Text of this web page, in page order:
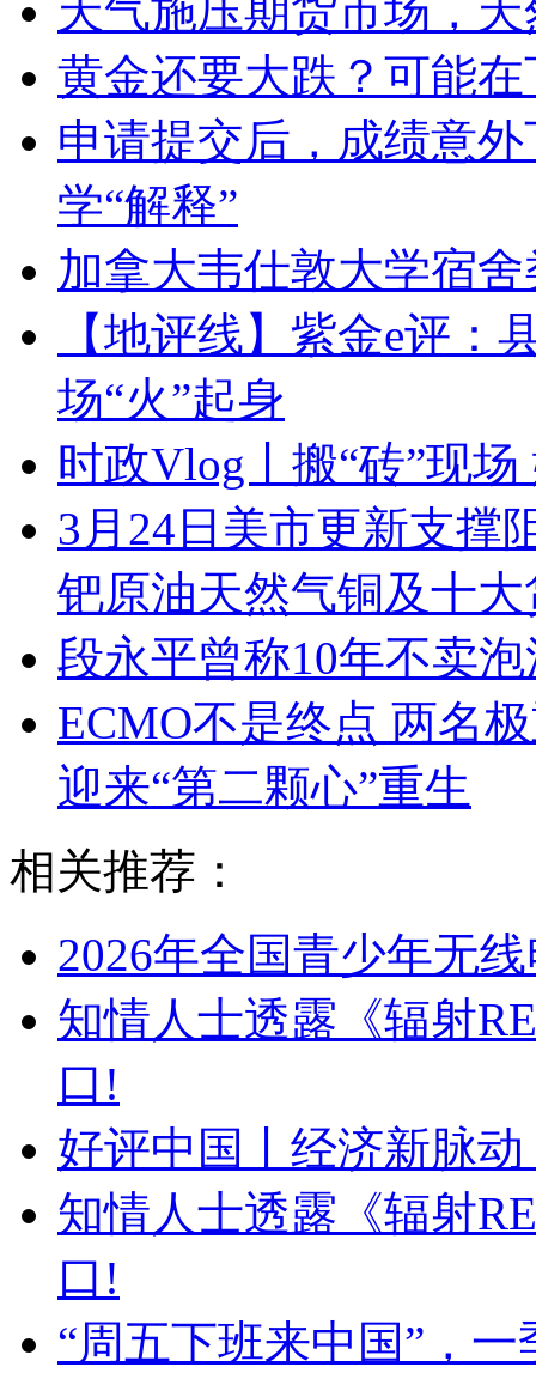
天气施压期货市场，
黄金还要大跌？可能在
申请提交后，成绩意
学“解释”
加拿大韦仕敦大学宿
【地评线】紫金e评：
场“火”起身
时政Vlog丨搬“砖”现
3月24日美市更新支撑
钯原油天然气铜及十
段永平曾称10年不卖
ECMO不是终点 两名
迎来“第二颗心”重生
相关推荐：
2026年全国青少年无
知情人士透露《辐射
口!
好评中国丨经济新脉
知情人士透露《辐射
口!
“周五下班来中国”，